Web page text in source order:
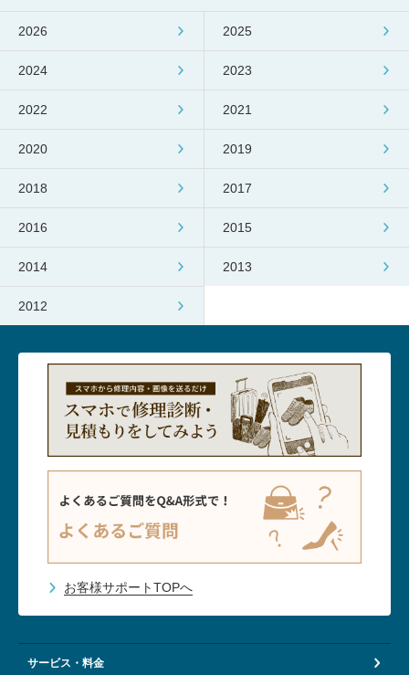
2026 2025
2024 2023
2022 2021
2020 2019
2018 2017
2016 2015
2014 2013
2012
お客様サポートTOPへ
サービス・料金